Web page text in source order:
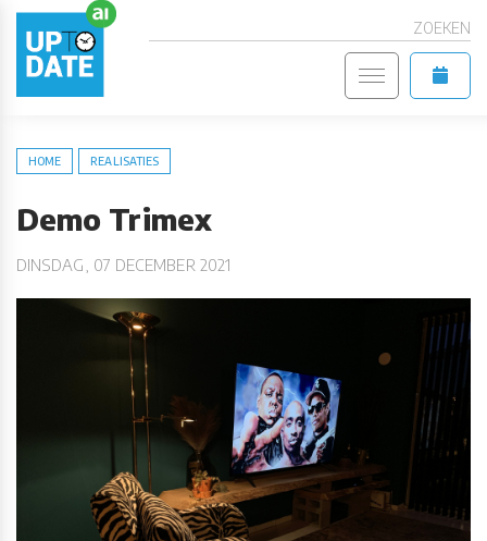
ZOEKEN
HOME REALISATIES
Demo Trimex
DINSDAG, 07 DECEMBER 2021